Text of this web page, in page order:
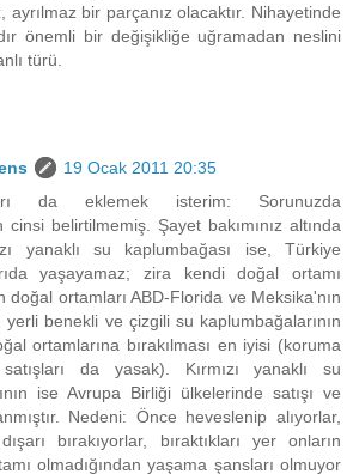
ayrılmaz bir parçanız olacaktır. Nihayetinde
önemli bir değişikliğe uğramadan neslini
türü.
19 Ocak 2011 20:35
da eklemek isterim: Sorunuzda
cinsi belirtilmemiş. Şayet bakımınız altında
yanaklı su kaplumbağası ise, Türkiye
yaşayamaz; zira kendi doğal ortamı
doğal ortamları ABD-Florida ve Meksika'nın
yerli benekli ve çizgili su kaplumbağalarının
ortamlarına bırakılması en iyisi (koruma
da yasak). Kırmızı yanaklı su
ise Avrupa Birliği ülkelerinde satışı ve
Nedeni: Önce heveslenip alıyorlar,
bırakıyorlar, bıraktıkları yer onların
olmadığından yaşama şansları olmuyor